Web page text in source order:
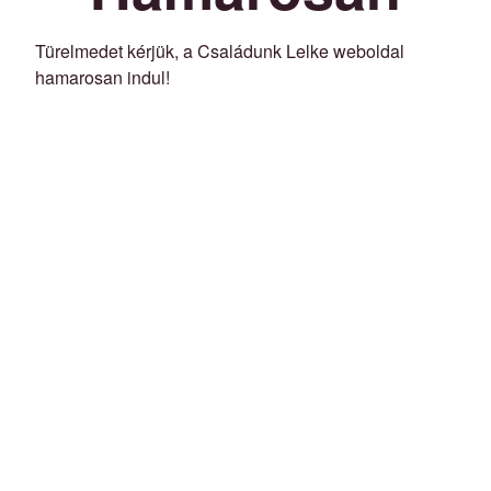
Türelmedet kérjük, a Családunk Lelke weboldal
hamarosan indul!